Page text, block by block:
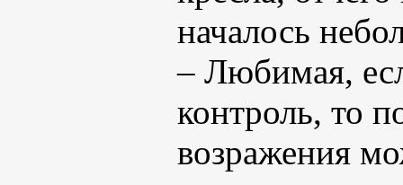
началось
– Любимая,
контроль, то
возражения